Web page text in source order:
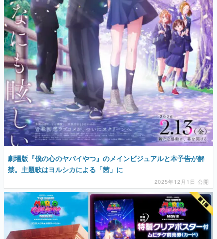
劇場版『僕の心のヤバイやつ』のメインビジュアルと本予告が解
禁。主題歌はヨルシカによる「茜」に
2025年12月1日 公開